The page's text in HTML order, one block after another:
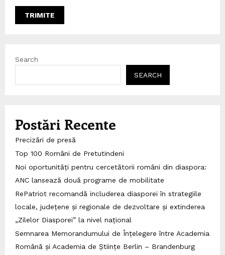
Search
SEARCH
Postări Recente
Precizări de presă
Top 100 Români de Pretutindeni
Noi oportunități pentru cercetătorii români din diaspora:
ANC lansează două programe de mobilitate
RePatriot recomandă includerea diasporei în strategiile
locale, județene și regionale de dezvoltare și extinderea
„Zilelor Diasporei” la nivel național
Semnarea Memorandumului de Înțelegere între Academia
Română și Academia de Științe Berlin – Brandenburg